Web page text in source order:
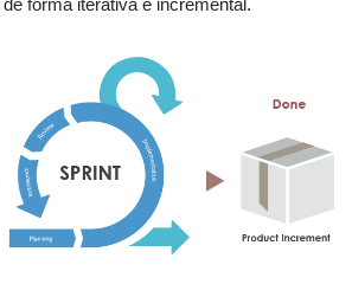
forma iterativa e incremental.